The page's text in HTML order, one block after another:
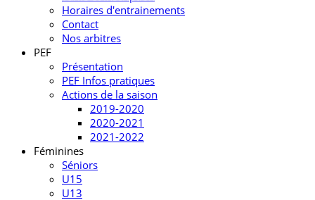
Horaires d'entrainements
Contact
Nos arbitres
PEF
Présentation
PEF Infos pratiques
Actions de la saison
2019-2020
2020-2021
2021-2022
Féminines
Séniors
U15
U13